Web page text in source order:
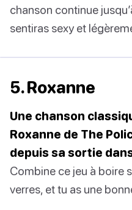
chanson continue
sentiras sexy et
5. Roxanne
Une chanson
Roxanne de The
depuis sa sortie
Combine ce jeu à boire
verres, et tu as une